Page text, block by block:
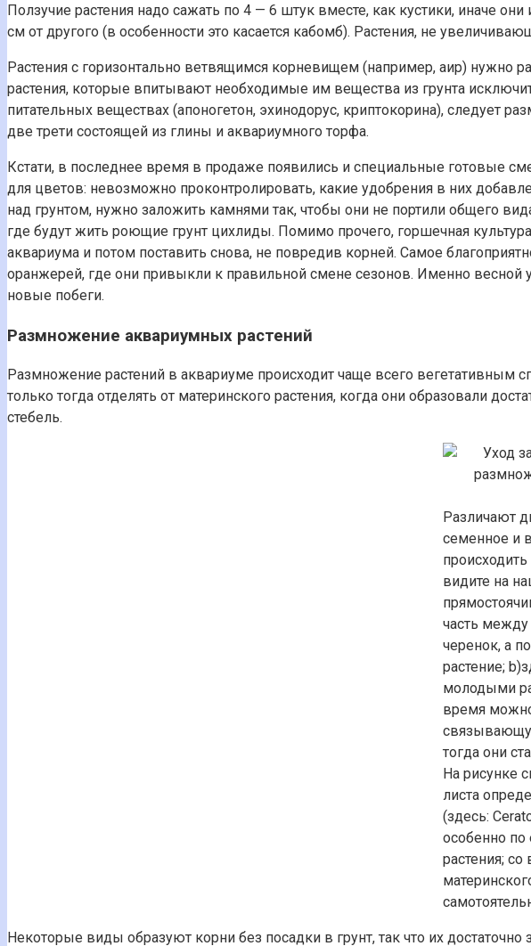
Ползучие растения надо сажать по 4 — 6 штук вместе, как кустики, иначе
см от другого (в особенности это касается кабомб). Растения, не
Растения с горизонтально ветвящимся корневищем (например, аир) нужно
растения, которые впитывают необходимые им вещества из грунта
питательных веществах (апоногетон, эхинодорус, криптокорина), следует
две трети состоящей из глины и аквариумного торфа.
Кстати, в последнее время в продаже появились и специальные готовые
для цветов: невозможно проконтролировать, какие удобрения в них
над грунтом, нужно заложить камнями так, чтобы они не портили общего
где будут жить роющие грунт цихлиды. Помимо прочего, горшечная
аквариума и потом поставить снова, не повредив корней. Самое
оранжерей, где они привыкли к правильной смене сезонов. Именно весной
новые побеги.
Размножение аквариумных растений
Размножение растений в аквариуме происходит чаще всего вегетативным
только тогда отделять от материнского растения, когда они образовали
стебель.
Различают
семенное и
видите на
часть между
черенок, а
растение;
молодыми
время можно
тогда они
На рисунке
листа
(здесь:
особенно по
растения;
Некоторые виды образуют корни без посадки в грунт, так что их